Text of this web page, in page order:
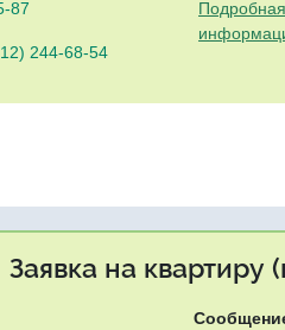
87
244-68-54
Заявка на квартиру